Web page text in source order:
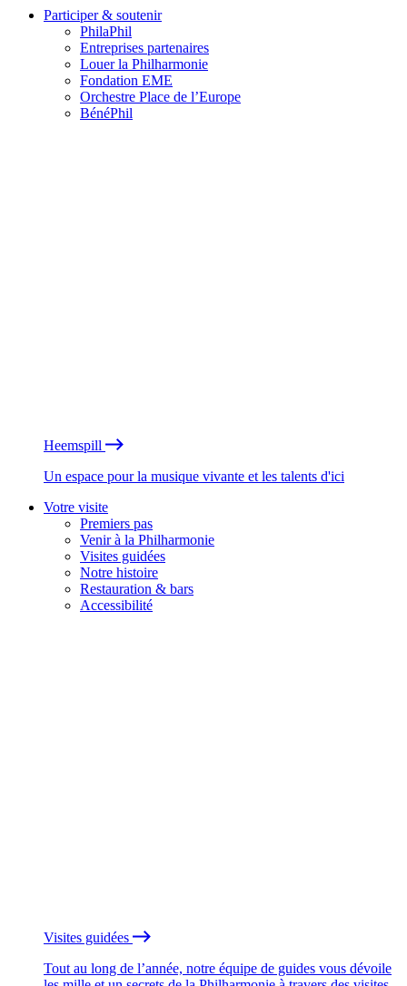
Participer & soutenir
PhilaPhil
Entreprises partenaires
Louer la Philharmonie
Fondation EME
Orchestre Place de l’Europe
BénéPhil
Heemspill
Un espace pour la musique vivante et les talents d'ici
Votre visite
Premiers pas
Venir à la Philharmonie
Visites guidées
Notre histoire
Restauration & bars
Accessibilité
Visites guidées
Tout au long de l’année, notre équipe de guides vous dévoile